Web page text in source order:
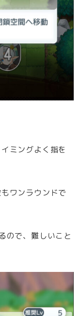
ミングよく指を
ワンラウンドで
ので、難しいこと